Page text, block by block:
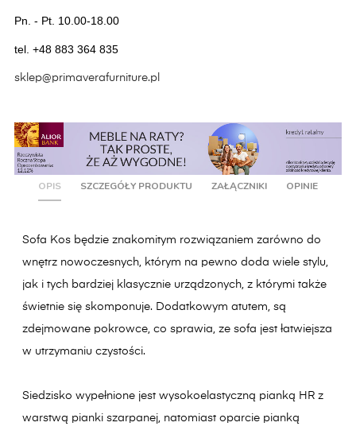
Pn. - Pt. 10.00-18.00
tel. +48 883 364 835
sklep@primaverafurniture.pl
OPIS SZCZEGÓŁY PRODUKTU ZAŁĄCZNIKI OPINIE
Sofa Kos będzie znakomitym rozwiązaniem zarówno do
wnętrz nowoczesnych, którym na pewno doda wiele stylu,
jak i tych bardziej klasycznie urządzonych, z którymi także
świetnie się skomponuje. Dodatkowym atutem, są
zdejmowane pokrowce, co sprawia, ze sofa jest łatwiejsza
w utrzymaniu czystości.
Siedzisko wypełnione jest wysokoelastyczną pianką HR z
warstwą pianki szarpanej, natomiast oparcie pianką